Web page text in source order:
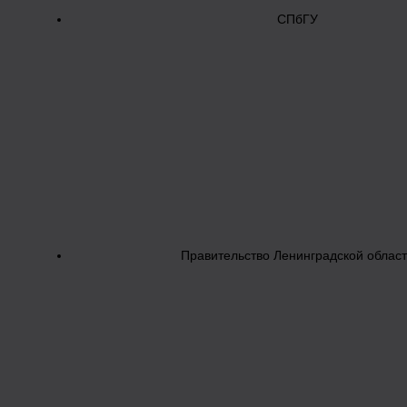
СПбГУ
Правительство Ленинградской